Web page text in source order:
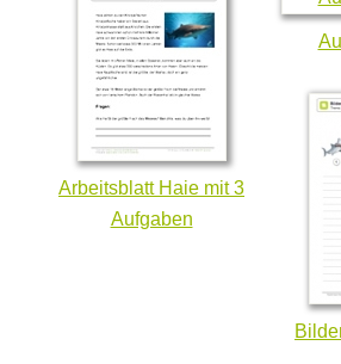
Arbeitsblatt Haie mit 3
Aufgaben